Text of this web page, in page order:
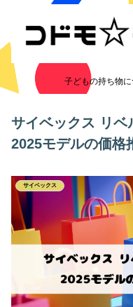
子どもの持ち物
サイベックス リベ
2025モデルの価格
サイベックス